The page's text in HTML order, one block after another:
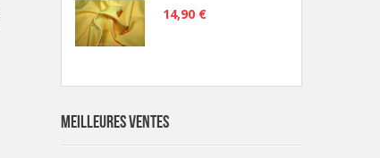
14,90 €
MEILLEURES VENTES